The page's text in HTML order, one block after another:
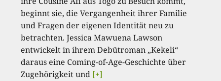
beginnt sie, die Vergangenheit ihrer Familie
und Fragen der eigenen Identität neu zu
betrachten. Jessica Mawuena Lawson
entwickelt in ihrem Debütroman „Kekeli“
daraus eine Coming-of-Age-Geschichte über
Zugehörigkeit und [+]